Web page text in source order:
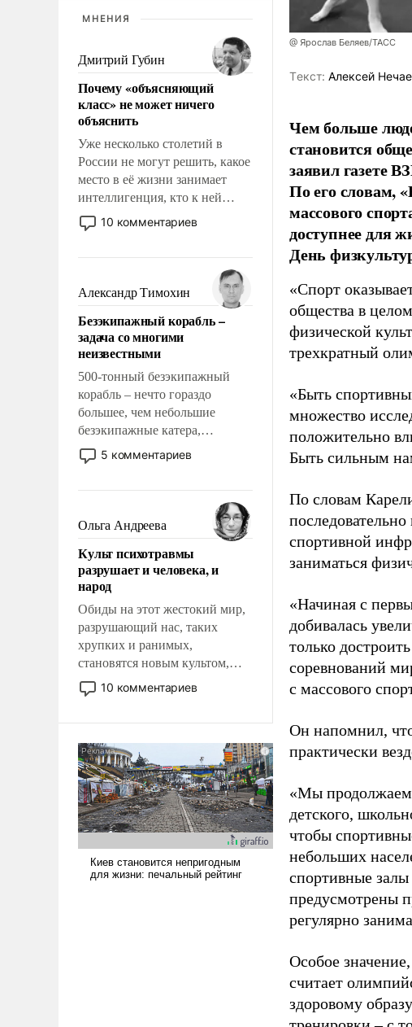
МНЕНИЯ
Дмитрий Губин
Почему «объясняющий
класс» не может ничего
объяснить
Уже несколько столетий в
России не могут решить, какое
место в её жизни занимает
интеллигенция, кто к ней
принадлежит, а кого из неё
исключили с правом
чем она отличается от просто
образованных людей. Иногда
казалось, что эти вопросы
решены раз и навсегда, но –
нет, не решены.
10 комментариев
Александр Тимохин
Безэкипажный корабль –
задача со многими
неизвестными
500-тонный безэкипажный
корабль – нечто гораздо
большее, чем небольшие
безэкипажные катера,
применение которых уже
стало обыденностью. Задача по
сложна и амбициозна. Однако
и ее реализация радикально
поднимет наши боевые
возможности.
5 комментариев
Ольга Андреева
Культ психотравмы
разрушает и человека, и
народ
Обиды на этот жестокий мир,
разрушающий нас, таких
хрупких и ранимых,
становятся новым культом,
постепенно вытесняя и
отменяя традиционное
ударами судьбы, брать на себя
ответственность, помогать
слабым, идти вперед и
адаптироваться.
10 комментариев
@ Ярослав Беляев/ТАСС
Tекст: Алексей
Чем больше
становится
заявил газете
По его словам,
массового
доступнее для
День
«Спорт
общества в
физической
трехкратный
«Быть
множество
положительно
Быть сильным
По словам
спортивной
заниматься
«Начиная с
добивалась
только
соревнований
с массового
Он напомнил,
практически
«Мы продолжаем
детского,
чтобы
небольших
спортивные
предусмотрены
регулярно
Особое
считает
здоровому